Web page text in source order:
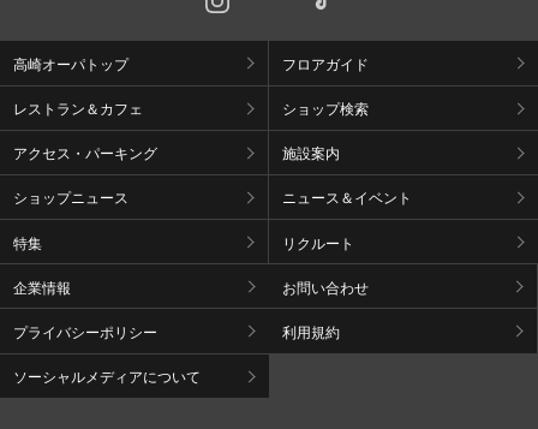
高崎オーパトップ フロアガイド
レストラン＆カフェ ショップ検索
アクセス・パーキング 施設案内
ショップニュース ニュース＆イベント
特集 リクルート
企業情報 お問い合わせ
プライバシーポリシー 利用規約
ソーシャルメディアについて